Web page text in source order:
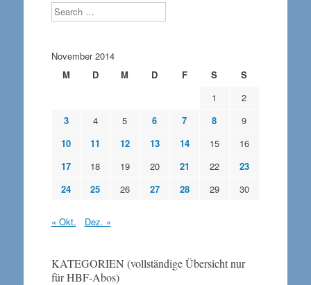
Search
November 2014
M
D M D F S
S
1
2
3
4 5 6 7 8
9
10
11 12 13 14 15
16
17
18 19 20 21 22
23
24
25 26 27 28 29 30
« Okt. Dez. »
KATEGORIEN (vollständige Übersicht nur
für HBF-Abos)